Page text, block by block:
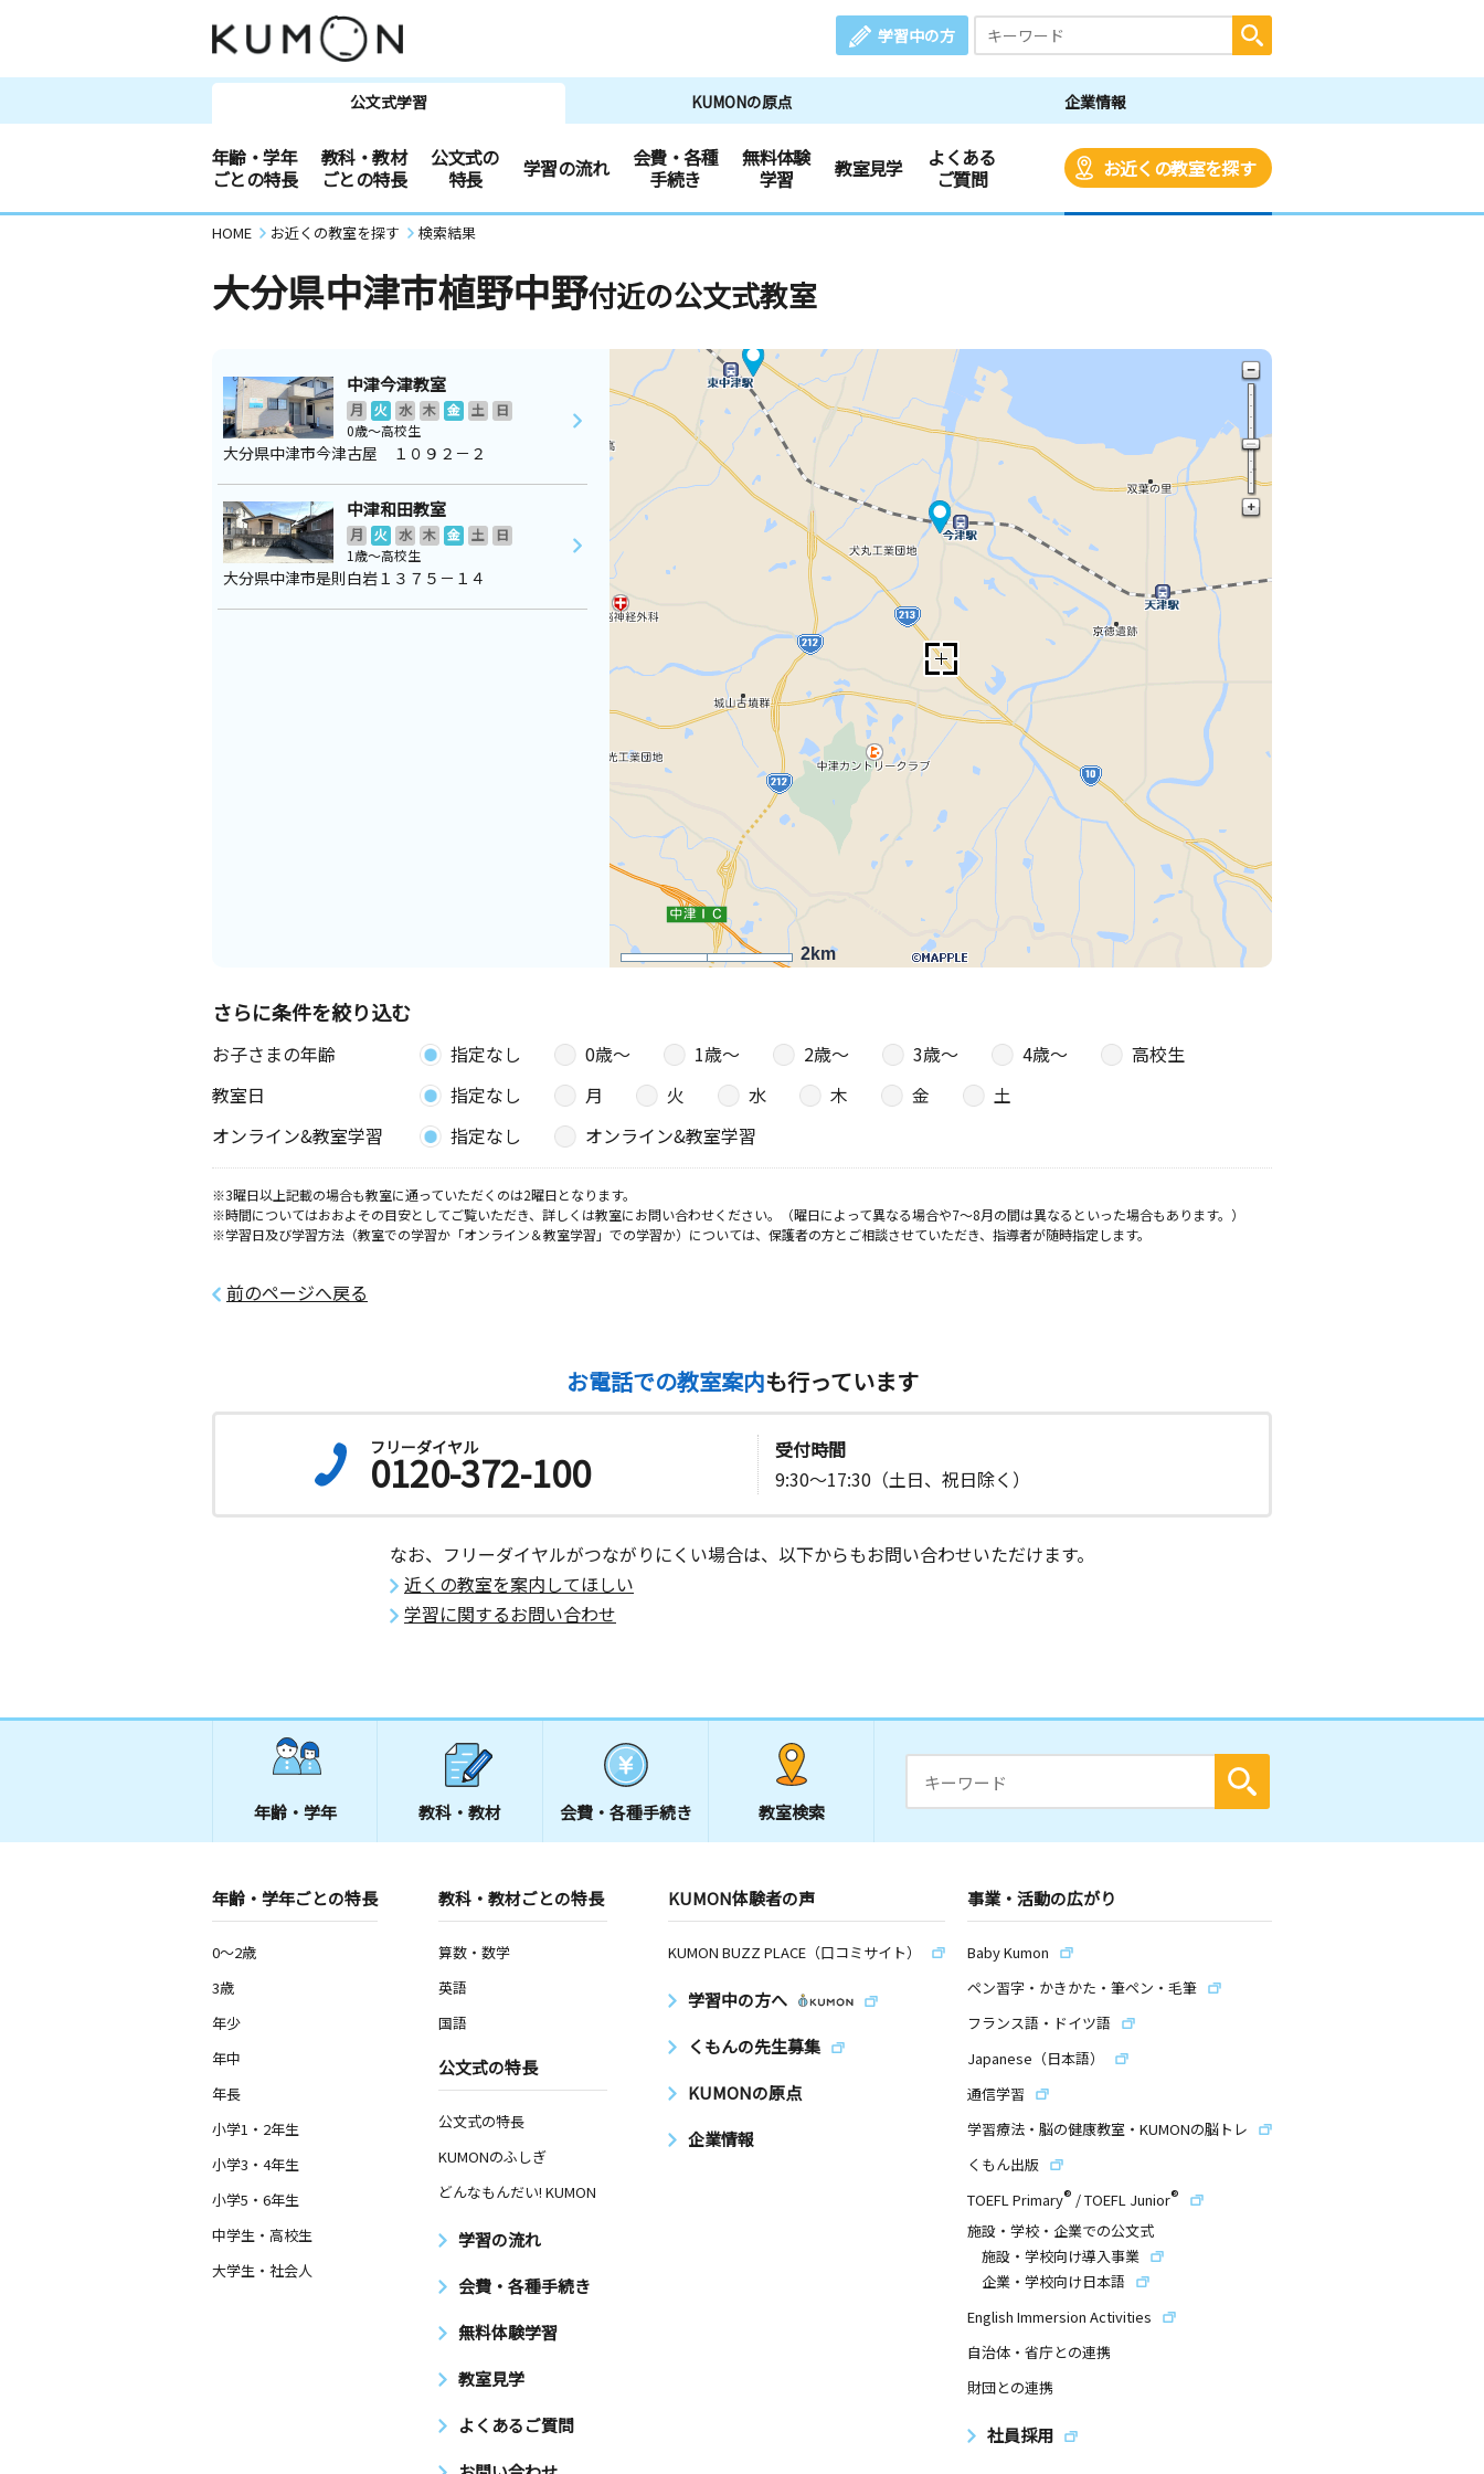
学習中の方
公文式学習 KUMONの原点 企業情報
年齢・学年
ごとの特長
教科・教材
ごとの特長
公文式の
特長
学習の流れ
会費・各種
手続き
無料体験
学習
教室見学
よくある
ご質問
お近くの教室を探す
HOME お近くの教室を探す 検索結果
大分県中津市植野中野付近の公文式教室
2km
中津今津教室
月 火 水 木 金 土
日
0歳～高校生
大分県中津市今津古屋 １０９２－２
中津和田教室
月 火 水 木 金 土
日
1歳～高校生
大分県中津市是則白岩１３７５－１４
さらに条件を絞り込む
お子さまの年齢 指定なし 0歳〜 1歳〜 2歳〜 3歳〜 4歳〜
高校生
教室日
指定なし 月 火 水 木 金
土
オンライン&教室学習
指定なし オンライン&教室学習
※3曜日以上記載の場合も教室に通っていただくのは2曜日となります。
※時間についてはおおよその目安としてご覧いただき、詳しくは教室にお問い合わせください。（曜日によって異なる場合や7～8月の間は異なるといった場合もあります。）
※学習日及び学習方法（教室での学習か「オンライン＆教室学習」での学習か）については、保護者の方とご相談させていただき、指導者が随時指定します。
前のページへ戻る
お電話での教室案内も行っています
フリーダイヤル
0120-372-100
受付時間
9:30～17:30（土日、祝日除く）
なお、フリーダイヤルがつながりにくい場合は、以下からもお問い合わせいただけます。
近くの教室を案内してほしい
学習に関するお問い合わせ
年齢・学年 教科・教材 会費・ 各種手続き 教室検索
年齢・学年ごとの特長
0～2歳
3歳
年少
年中
年長
小学1・2年生
小学3・4年生
小学5・6年生
中学生・高校生
大学生・社会人
教科・教材ごとの特長
算数・数学
英語
国語
公文式の特長
公文式の特長
KUMONのふしぎ
どんなもんだい! KUMON
学習の流れ
会費・各種手続き
無料体験学習
教室見学
よくあるご質問
KUMON体験者の声
KUMON BUZZ PLACE（口コミサイト）
学習中の方へ
くもんの先生募集
KUMONの原点
企業情報
事業・活動の広がり
Baby Kumon
ペン習字・かきかた・筆ペン・毛筆
フランス語・ドイツ語
Japanese（日本語）
通信学習
学習療法・脳の健康教室・KUMONの脳トレ
くもん出版
TOEFL Primary® /TOEFL Junior®
施設・学校・企業での公文式
施設・学校向け導入事業
企業・学校向け日本語
English Immersion Activities
自治体・省庁との連携
財団との連携
社員採用